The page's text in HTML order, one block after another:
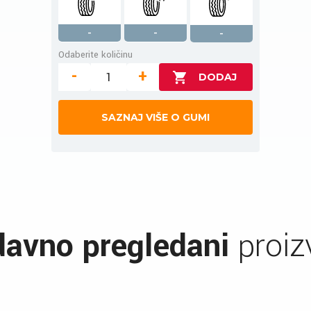
- -
-
Odaberite količinu
- +
SAZNAJ VIŠE O GUMI
pregledani